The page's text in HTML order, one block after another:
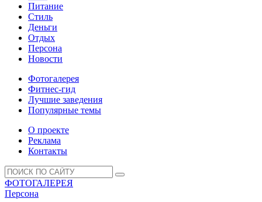
Питание
Стиль
Деньги
Отдых
Персона
Новости
Фотогалерея
Фитнес-гид
Лучшие заведения
Популярные темы
О проекте
Реклама
Контакты
ФОТОГАЛЕРЕЯ
Персона